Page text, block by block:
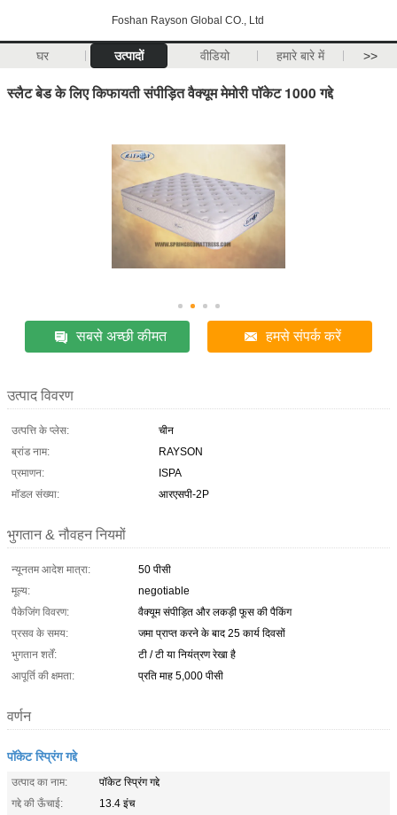
Foshan Rayson Global CO., Ltd
घर उत्पादों वीडियो हमारे बारे में >>
स्लैट बेड के लिए किफायती संपीड़ित वैक्यूम मेमोरी पॉकेट 1000 गद्दे
सबसे अच्छी कीमत हमसे संपर्क करें
उत्पाद विवरण
उत्पत्ति के प्लेस:
चीन
ब्रांड नाम:
RAYSON
प्रमाणन:
ISPA
मॉडल संख्या:
आरएसपी-2P
भुगतान & नौवहन नियमों
न्यूनतम आदेश मात्रा:
50 पीसी
मूल्य:
negotiable
पैकेजिंग विवरण:
वैक्यूम संपीड़ित और लकड़ी फूस की पैकिंग
प्रसव के समय:
जमा प्राप्त करने के बाद 25 कार्य दिवसों
भुगतान शर्तें:
टी / टी या नियंत्रण रेखा है
आपूर्ति की क्षमता:
प्रति माह 5,000 पीसी
वर्णन
पॉकेट स्प्रिंग गद्दे
उत्पाद का नाम:
पॉकेट स्प्रिंग गद्दे
गद्दे की ऊँचाई:
13.4 इंच